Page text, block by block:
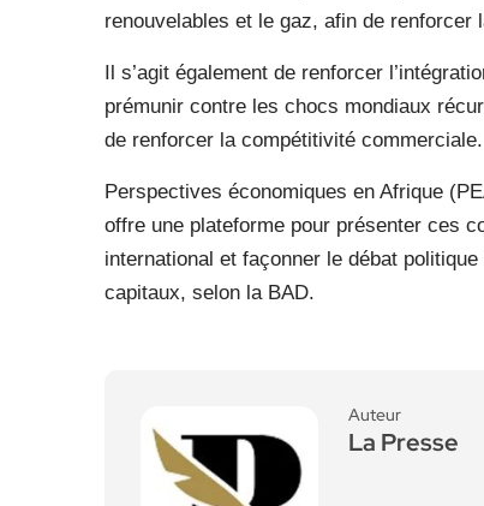
renouvelables et le gaz, afin de renforcer
Il s’agit également de renforcer
prémunir contre les chocs mondiaux
de renforcer la compétitivité commerciale.
Perspectives économiques en Afrique
offre une plateforme pour présenter ces
international et façonner le débat
capitaux, selon la BAD.
Auteur
La Presse